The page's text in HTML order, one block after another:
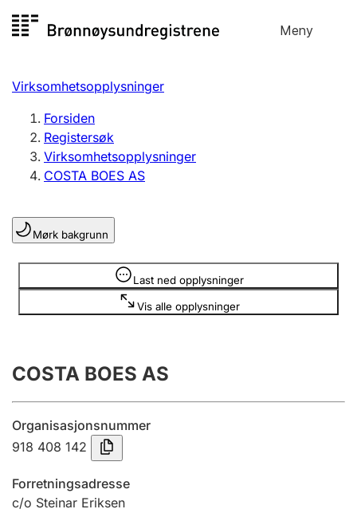
til
Meny
Registersøk
Aksjeselskap
Enkeltpersonforetak
Registrere, endre, slette
Lag og forening
Registrere, endre, slette
Årsregnskap
Innsending og forsinkelsesgebyr
Tinglysing
Virksomhetsopplysninger
Forsiden
Registersøk
Virksomhetsopplysninger
COSTA BOES AS
Mørk bakgrunn
Last ned opplysninger
Vis alle opplysninger
Opplysninger er skjult
COSTA BOES AS
Organisasjonsnummer
918 408 142
Forretningsadresse
c/o Steinar Eriksen